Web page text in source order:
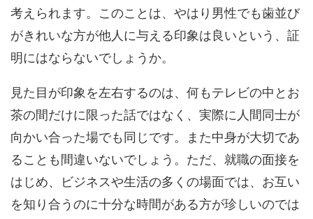
考えられます。このことは、やはり男性でも歯並び
がきれいな方が他人に与える印象は良いという、証
明にはならないでしょうか。
見た目が印象を左右するのは、何もテレビの中とお
茶の間だけに限った話ではなく、実際に人間同士が
向かい合った場でも同じです。また中身が大切であ
ることも間違いないでしょう。ただ、就職の面接を
はじめ、ビジネスや生活の多くの場面では、お互い
を知り合うのに十分な時間がある方が珍しいのでは